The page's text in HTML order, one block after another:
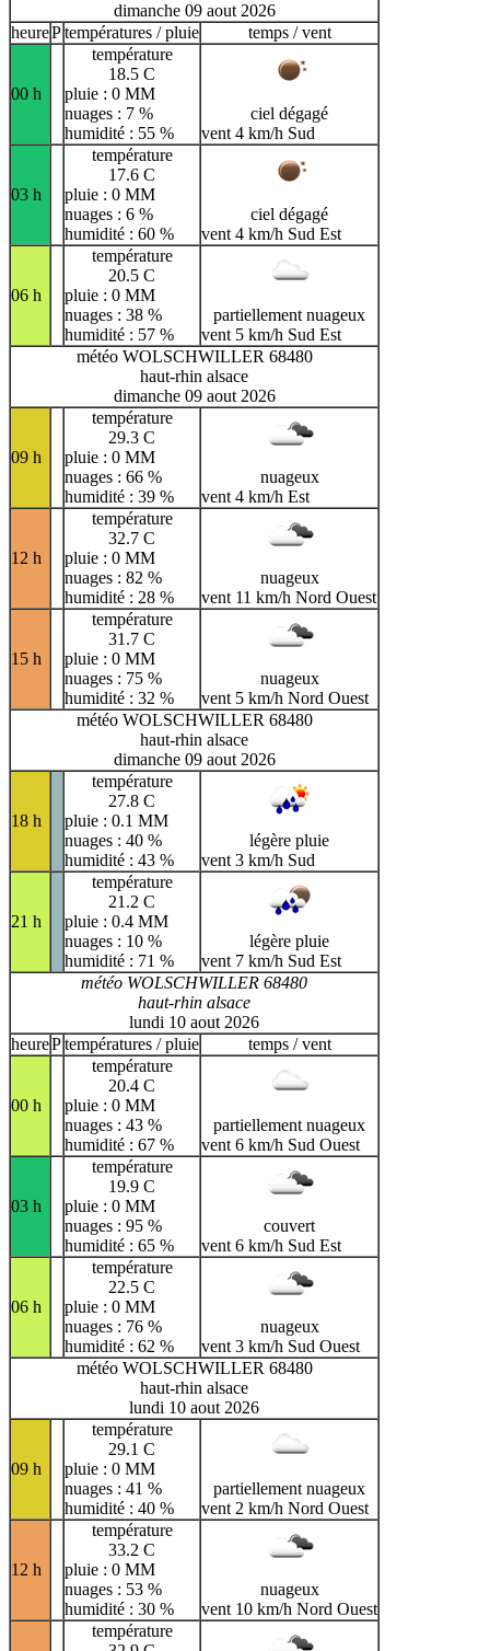
dimanche 09 aout 2026
heurePtempératures / pluie temps / vent
00 h
température
18.5 C
pluie : 0 MM
nuages : 7 %
humidité : 55 %
ciel dégagé
vent 4 km/h Sud
03 h
température
17.6 C
pluie : 0 MM
nuages : 6 %
humidité : 60 %
ciel dégagé
vent 4 km/h Sud Est
06 h
température
20.5 C
pluie : 0 MM
nuages : 38 %
humidité : 57 %
partiellement nuageux
vent 5 km/h Sud Est
météo WOLSCHWILLER 68480
haut-rhin alsace
dimanche 09 aout 2026
09 h
température
29.3 C
pluie : 0 MM
nuages : 66 %
humidité : 39 %
nuageux
vent 4 km/h Est
12 h
température
32.7 C
pluie : 0 MM
nuages : 82 %
humidité : 28 %
nuageux
vent 11 km/h Nord Ouest
15 h
température
31.7 C
pluie : 0 MM
nuages : 75 %
humidité : 32 %
nuageux
vent 5 km/h Nord Ouest
météo WOLSCHWILLER 68480
haut-rhin alsace
dimanche 09 aout 2026
18 h
température
27.8 C
pluie : 0.1 MM
nuages : 40 %
humidité : 43 %
légère pluie
vent 3 km/h Sud
21 h
température
21.2 C
pluie : 0.4 MM
nuages : 10 %
humidité : 71 %
légère pluie
vent 7 km/h Sud Est
météo WOLSCHWILLER 68480
haut-rhin alsace
lundi 10 aout 2026
heurePtempératures / pluie temps / vent
00 h
température
20.4 C
pluie : 0 MM
nuages : 43 %
humidité : 67 %
partiellement nuageux
vent 6 km/h Sud Ouest
03 h
température
19.9 C
pluie : 0 MM
nuages : 95 %
humidité : 65 %
couvert
vent 6 km/h Sud Est
06 h
température
22.5 C
pluie : 0 MM
nuages : 76 %
humidité : 62 %
nuageux
vent 3 km/h Sud Ouest
météo WOLSCHWILLER 68480
haut-rhin alsace
lundi 10 aout 2026
09 h
température
29.1 C
pluie : 0 MM
nuages : 41 %
humidité : 40 %
partiellement nuageux
vent 2 km/h Nord Ouest
12 h
température
33.2 C
pluie : 0 MM
nuages : 53 %
humidité : 30 %
nuageux
vent 10 km/h Nord Ouest
température